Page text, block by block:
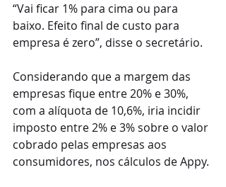
“Vai ficar 1% para cima ou para
baixo. Efeito final de custo para
empresa é zero”, disse o secretário.
Considerando que a margem das
empresas fique entre 20% e 30%,
com a alíquota de 10,6%, iria incidir
imposto entre 2% e 3% sobre o valor
cobrado pelas empresas aos
consumidores, nos cálculos de Appy.